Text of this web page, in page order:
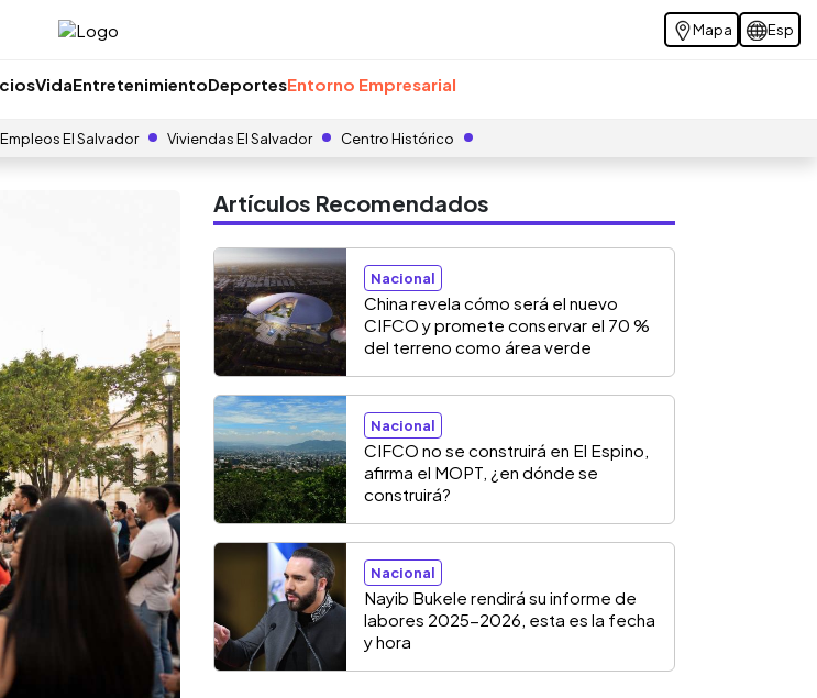
Mapa Esp
VidaEntretenimientoDeportesEntorno Empresarial
Empleos El Salvador Viviendas El Salvador Centro Histórico
Artículos Recomendados
Nacional
China revela cómo será el nuevo
CIFCO y promete conservar el 70 %
del terreno como área verde
Nacional
CIFCO no se construirá en El Espino,
afirma el MOPT, ¿en dónde se
construirá?
Nacional
Nayib Bukele rendirá su informe de
labores 2025-2026, esta es la fecha
y hora